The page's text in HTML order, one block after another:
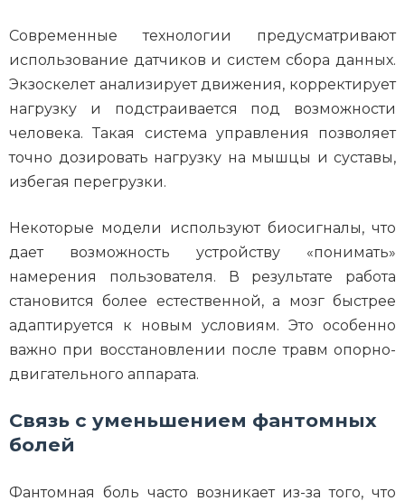
Современные технологии предусматривают
использование датчиков и систем сбора данных.
Экзоскелет анализирует движения, корректирует
нагрузку и подстраивается под возможности
человека. Такая система управления позволяет
точно дозировать нагрузку на мышцы и суставы,
избегая перегрузки.
Некоторые модели используют биосигналы, что
дает возможность устройству «понимать»
намерения пользователя. В результате работа
становится более естественной, а мозг быстрее
адаптируется к новым условиям. Это особенно
важно при восстановлении после травм опорно-
двигательного аппарата.
Связь с уменьшением фантомных
болей
Фантомная боль часто возникает из-за того, что